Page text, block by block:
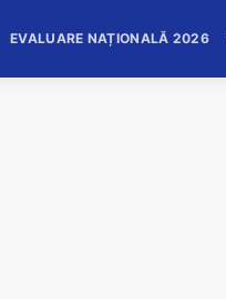
EVALUARE NAȚIONALĂ 2026